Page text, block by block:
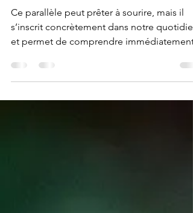
œuf !
Ce parallèle peut prêter à sourire, mais il
s’inscrit concrètement dans notre quotidien
et permet de comprendre immédiatement